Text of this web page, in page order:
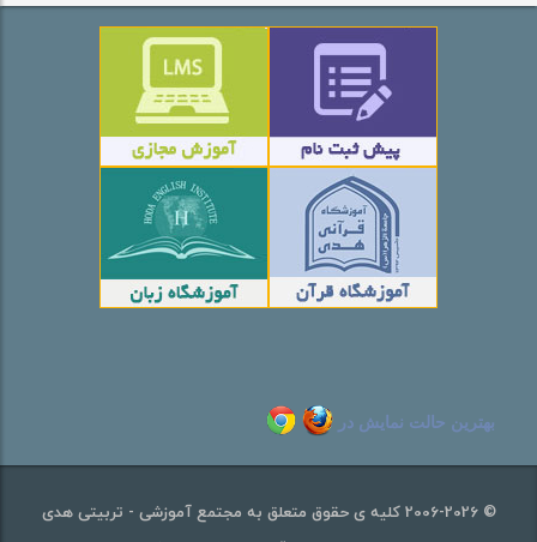
بهترین حالت نمایش در
© 2006-2026 کلیه ی حقوق متعلق به مجتمع آموزشی - تربیتی هدی